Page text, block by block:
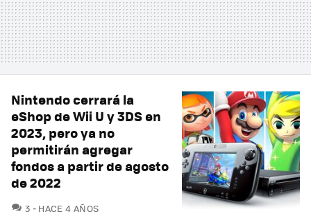
Nintendo cerrará la
eShop de Wii U y 3DS en
2023, pero ya no
permitirán agregar
fondos a partir de agosto
de 2022
3 COMENTARIOS
HACE 4 AÑOS